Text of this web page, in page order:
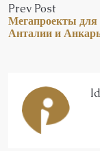
Prev Post
Мегапроекты для
Анталии и